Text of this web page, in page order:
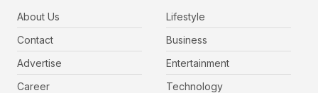
About Us
Contact
Advertise
Career
Lifestyle
Business
Entertainment
Technology